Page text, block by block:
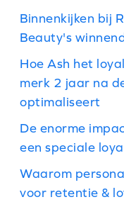
Binnenkijken bij
Beauty's
Hoe Ash het
merk 2 jaar na
optimaliseert
De enorme
een speciale
Waarom
voor retentie &